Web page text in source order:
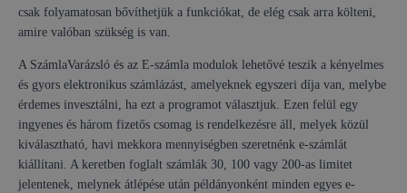
csak folyamatosan bővíthetjük a funkciókat, de elég csak arra költeni,
amire valóban szükség is van.
A SzámlaVarázsló és az E-számla modulok lehetővé teszik a kényelmes
és gyors elektronikus számlázást, amelyeknek egyszeri díja van, melybe
érdemes invesztálni, ha ezt a programot választjuk. Ezen felül egy
ingyenes és három fizetős csomag is rendelkezésre áll, melyek közül
kiválasztható, havi mekkora mennyiségben szeretnénk e-számlát
kiállítani. A keretben foglalt számlák 30, 100 vagy 200-as limitet
jelentenek, melynek átlépése után példányonként minden egyes e-